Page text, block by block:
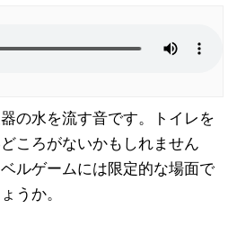
の水を流す音です。トイレを
ころがないかもしれません
ルゲームには限定的な場面で
うか。